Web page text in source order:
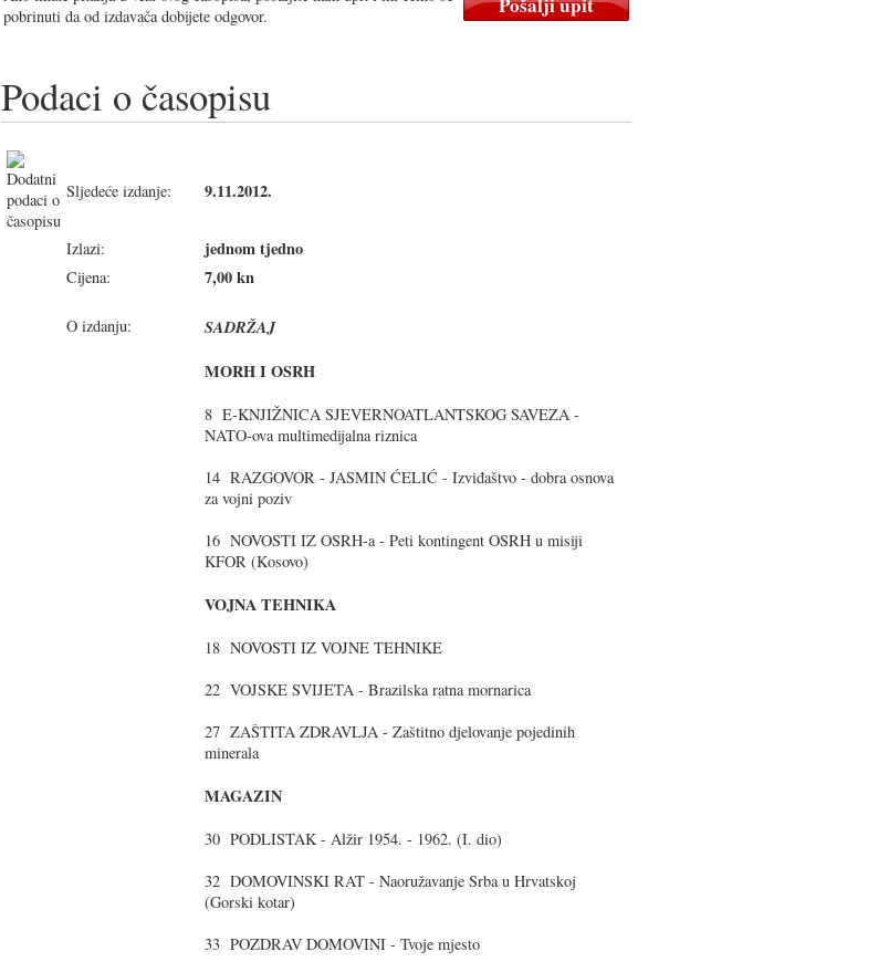
pobrinuti da od izdavača dobijete odgovor.
Podaci o časopisu
Sljedeće izdanje: 9.11.2012.
Izlazi: jednom tjedno
Cijena: 7,00 kn
O izdanju:
SADRŽAJ
MORH I OSRH
8 E-KNJIŽNICA SJEVERNOATLANTSKOG SAVEZA -
NATO-ova multimedijalna riznica
14 RAZGOVOR - JASMIN ĆELIĆ - Izviđ­aštvo - dobra osnova
za vojni poziv
16 NOVOSTI IZ OSRH-a - Peti kontingent OSRH u misiji
KFOR (Kosovo)
VOJNA TEHNIKA
18 NOVOSTI IZ VOJNE TEHNIKE
22 VOJSKE SVIJETA - Brazilska ratna mornarica
27 ZAŠTITA ZDRAVLJA - Zaštitno djelovanje pojedinih
minerala
MAGAZIN
30 PODLISTAK - Alžir 1954. - 1962. (I. dio)
32 DOMOVINSKI RAT - Naoružavanje Srba u Hrvatskoj
(Gorski kotar)
33 POZDRAV DOMOVINI - Tvoje mjesto